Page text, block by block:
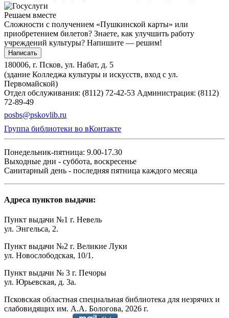
Решаем вместе
Сложности с получением «Пушкинской карты» или
приобретением билетов? Знаете, как улучшить работу
учреждений культуры? Напишите — решим!
Написать
180006, г. Псков, ул. Набат, д. 5
(здание Колледжа культуры и искусств, вход с ул.
Первомайской)
Отдел обслуживания: (8112) 72-42-53 Администрация: (8112)
72-89-49
posbs@pskovlib.ru
Группа библиотеки во вКонтакте
Понедельник-пятница: 9.00-17.30
Выходные дни - суббота, воскресенье
Санитарный день - последняя пятница каждого месяца
Адреса пунктов выдачи:
Пункт выдачи №1 г. Невель
ул. Энгельса, 2.
Пункт выдачи №2 г. Великие Луки
ул. Новослободская, 10/1.
Пункт выдачи № 3 г. Печоры
ул. Юрьевская, д. 3а.
Псковская областная специальная библиотека для незрячих и
слабовидящих им. А.А. Бологова, 2026 г.